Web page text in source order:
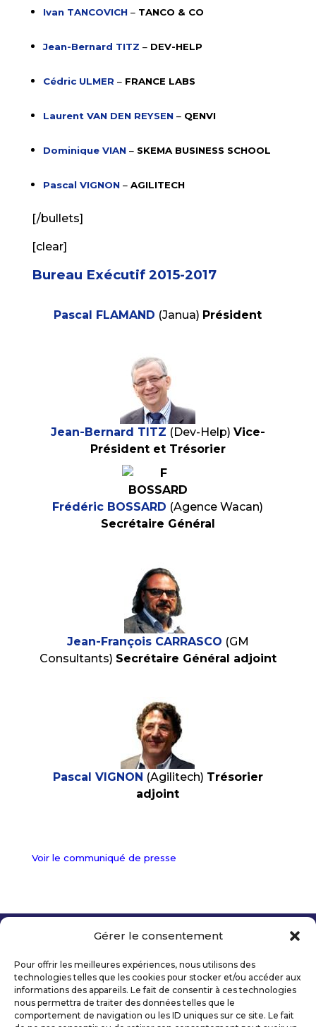
Gérer le consentement
Pour offrir les meilleures expériences, nous utilisons des
technologies telles que les cookies pour stocker et/ou accéder aux
informations des appareils. Le fait de consentir à ces technologies
nous permettra de traiter des données telles que le
comportement de navigation ou les ID uniques sur ce site. Le fait
Ivan TANCOVICH– TANCO & CO
Jean-Bernard TITZ – DEV-HELP
Cédric ULMER – FRANCE LABS
Laurent VAN DEN REYSEN– QENVI
Dominique VIAN– SKEMA BUSINESS SCHOOL
Pascal VIGNON – AGILITECH
[/bullets]
[clear]
Bureau Exécutif 2015-2017
Pascal FLAMAND (Janua) Président
Jean-Bernard TITZ (Dev-Help) Vice-
Président et Trésorier
Frédéric BOSSARD (Agence Wacan)
Secrétaire Général
Jean-François CARRASCO (GM
Consultants) Secrétaire Général adjoint
Pascal VIGNON (Agilitech) Trésorier
adjoint
Voir le communiqué de presse
Mentions légales
Politique de confidentialité
Déclaration d’accessibilité numérique